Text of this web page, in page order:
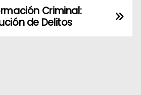
Criminal:
de Delitos